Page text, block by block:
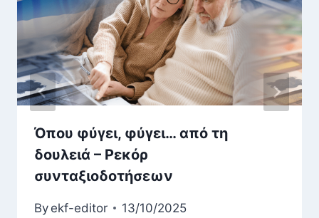
Όπου φύγει, φύγει… από τη
δουλειά – Ρεκόρ
συνταξιοδοτήσεων
By ekf-editor 13/10/2025